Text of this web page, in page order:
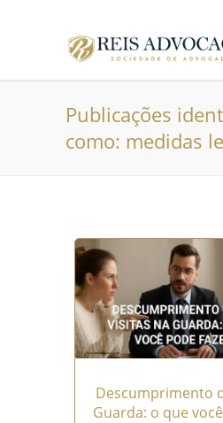
Publicações
como: medidas
Descumprimento
Guarda: o que